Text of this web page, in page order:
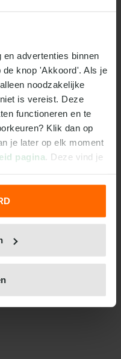
advertenties binnen
knop 'Akkoord'. Als je
noodzakelijke
is vereist. Deze
functioneren en te
Klik dan op
je later op elk moment
pagina . Deze vind je
die uw gegevens